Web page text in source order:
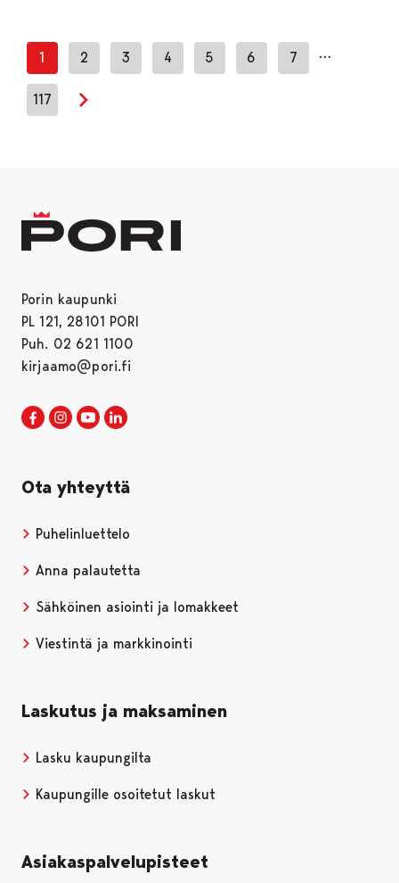
1 2 3 4 5 6 7 …
117
Porin kaupunki
PL 121, 28101 PORI
Puh. 02 621 1100
kirjaamo@pori.fi
Porin kaupunki Facebookissa
Avautuu uudessa välilehdessä
Porin kaupunki Instagramissa
Avautuu uudessa välilehdessä
Porin kaupunki Youtubessa
Avautuu uudessa välilehdessä
Ota yhteyttä
Puhelinluettelo
Anna palautetta
Sähköinen asiointi ja lomakkeet
Viestintä ja markkinointi
Laskutus ja maksaminen
Lasku kaupungilta
Kaupungille osoitetut laskut
Asiakaspalvelupisteet